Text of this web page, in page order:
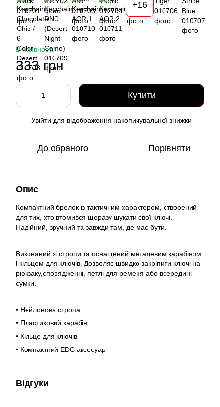
+16
В наявності
333 грн
Купити
Увійти для відображення накопичувальної знижки
До обраного Порівняти
Опис
Компактний брелок із тактичним характером, створений
для тих, хто втомився щоразу шукати свої ключі.
Надійний, зручний та завжди там, де має бути.
Виконаний зі стропи та оснащений металевим карабіном
і кільцем для ключів. Дозволяє швидко закріпити ключі на
рюкзаку,спорядженні, петлі для ременя або всередині
сумки.
• Нейлонова стропа
• Пластиковий карабін
• Кільце для ключів
• Компактний EDC аксесуар
Відгуки